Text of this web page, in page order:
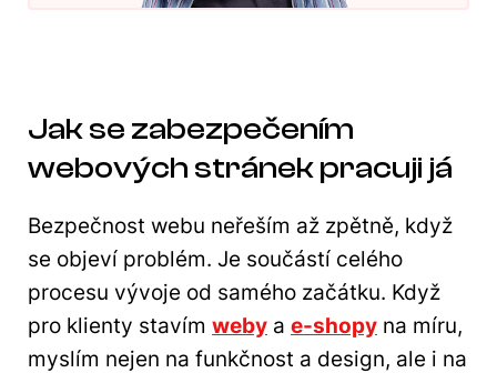
Jak se zabezpečením
webových stránek pracuji já
Bezpečnost webu neřeším až zpětně, když
se objeví problém. Je součástí celého
procesu vývoje od samého začátku. Když
pro klienty stavím weby a e-shopy na míru,
myslím nejen na funkčnost a design, ale i na